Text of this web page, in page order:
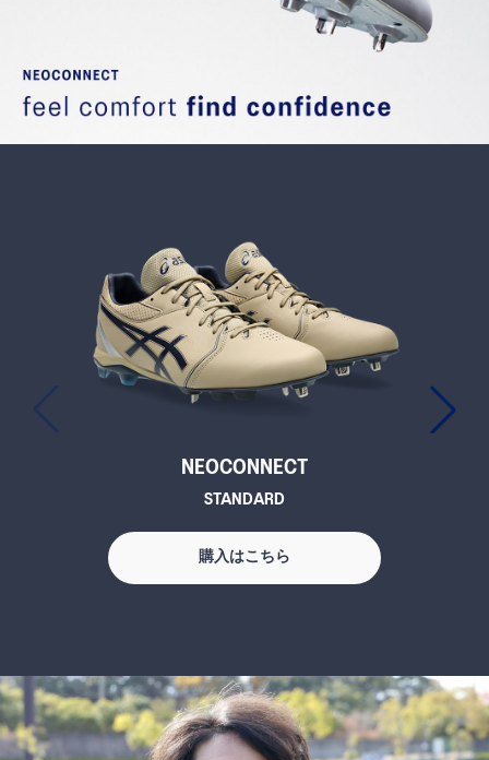
NEOCONNECT
STANDARD
購入はこちら